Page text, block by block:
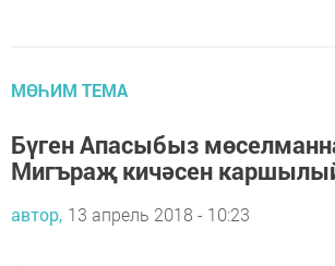
МӨҺИМ ТЕМА
Бүген Апасыбыз
Мигъраҗ кичәсен
автор, 13 апрель 2018 - 10:23